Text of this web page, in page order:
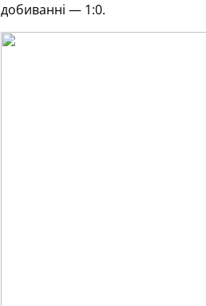
добиванні — 1:0.